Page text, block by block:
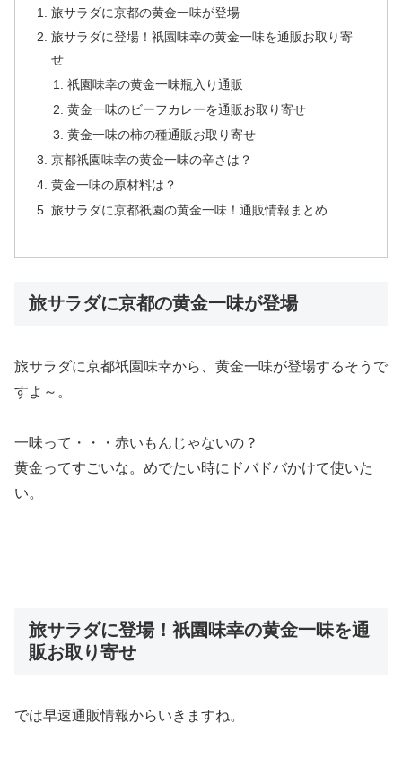
旅サラダに京都の黄金一味が登場
旅サラダに登場！祇園味幸の黄金一味を通販お取り寄
せ
祇園味幸の黄金一味瓶入り通販
黄金一味のビーフカレーを通販お取り寄せ
黄金一味の柿の種通販お取り寄せ
京都祇園味幸の黄金一味の辛さは？
黄金一味の原材料は？
旅サラダに京都祇園の黄金一味！通販情報まとめ
旅サラダに京都の黄金一味が登場
旅サラダに京都祇園味幸から、黄金一味が登場するそうで
すよ～。
一味って・・・赤いもんじゃないの？
黄金ってすごいな。めでたい時にドバドバかけて使いた
い。
旅サラダに登場！祇園味幸の黄金一味を通
販お取り寄せ
では早速通販情報からいきますね。